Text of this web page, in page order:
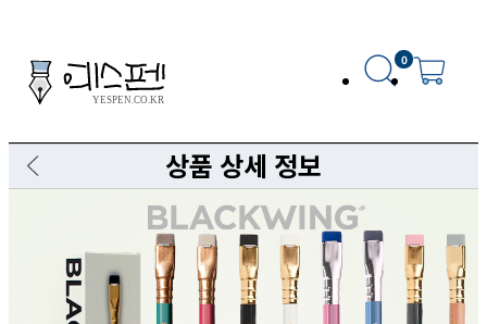
0
상품 상세 정보